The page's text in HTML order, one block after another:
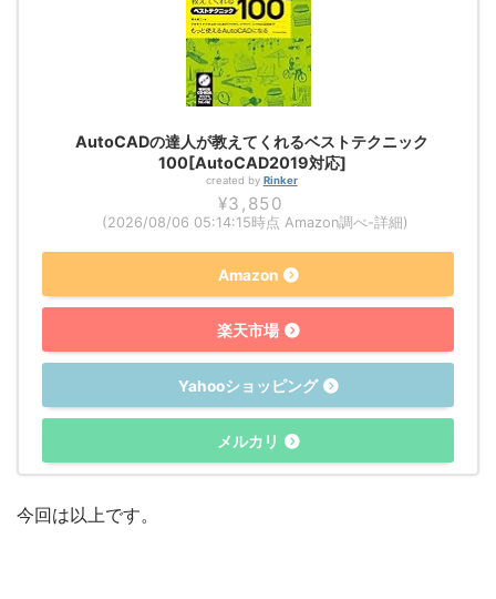
AutoCADの達人が教えてくれるベストテクニック
100[AutoCAD2019対応]
created by Rinker
¥3,850
(2026/08/06 05:14:15時点 Amazon調べ-詳細)
Amazon
楽天市場
Yahooショッピング
メルカリ
今回は以上です。